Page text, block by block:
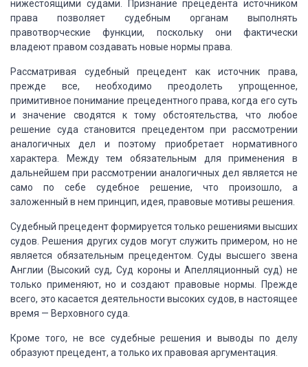
нижестоящими судами. Признание прецедента источником
права позволяет судебным органам выполнять
правотворческие функции, поскольку они фактически
владеют правом создавать новые нормы права.
Рассматривая судебный прецедент как источник права,
прежде все, необходимо преодолеть упрощенное,
примитивное понимание прецедентного права, когда его суть
и значение сводятся к тому обстоятельства, что любое
решение суда становится прецедентом при рассмотрении
аналогичных дел и поэтому приобретает нормативного
характера. Между тем обязательным для применения в
дальнейшем при рассмотрении аналогичных дел является не
само по себе судебное решение, что произошло, а
заложенный в нем принцип, идея, правовые мотивы решения.
Судебный прецедент формируется только решениями высших
судов. Решения других судов могут служить примером, но не
является обязательным прецедентом. Суды высшего звена
Англии (Высокий суд, Суд короны и Апелляционный суд) не
только применяют, но и создают правовые нормы. Прежде
всего, это касается деятельности высоких судов, в настоящее
время — Верховного суда.
Кроме того, не все судебные решения и выводы по делу
образуют прецедент, а только их правовая аргументация.